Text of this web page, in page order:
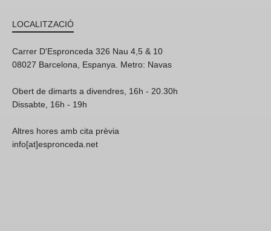
LOCALITZACIÓ
Carrer D'Espronceda 326 Nau 4,5 & 10
08027 Barcelona, Espanya. Metro: Navas
Obert de dimarts a divendres, 16h - 20.30h
Dissabte, 16h - 19h
Altres hores amb cita prèvia
info[at]espronceda.net